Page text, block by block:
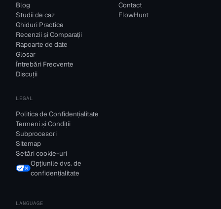
Blog
Studii de caz
Ghiduri Practice
Recenzii și Comparații
Rapoarte de date
Glosar
Întrebări Frecvente
Discuții
Contact
FlowHunt
LEGAL
Politica de Confidențialitate
Termeni și Condiții
Subprocesori
Sitemap
Setări cookie-uri
Opțiunile dvs. de
confidențialitate
LANGUAGE